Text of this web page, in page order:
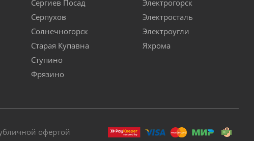
Сергиев Посад
Серпухов
Солнечногорск
Старая Купавна
Ступино
Фрязино
Электрогорск
Электросталь
Электроугли
Яхрома
офертой